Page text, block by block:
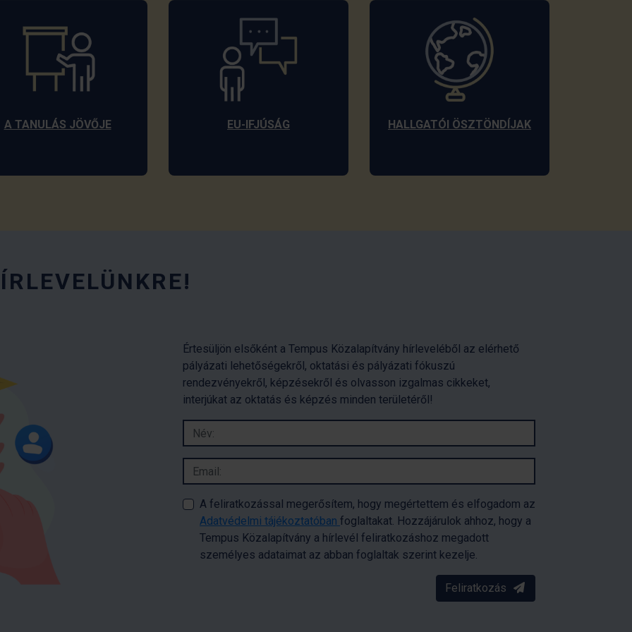
A TANULÁS JÖVŐJE EU-IFJÚSÁG HALLGATÓI ÖSZTÖNDÍJAK
Értesüljön elsőként a Tempus Közalapítvány hírleveléből az elérhető
pályázati lehetőségekről, oktatási és pályázati fókuszú
rendezvényekről, képzésekről és olvasson izgalmas cikkeket,
interjúkat az oktatás és képzés minden területéről!
A feliratkozással megerősítem, hogy megértettem és elfogadom az
Adatvédelmi tájékoztatóban foglaltakat. Hozzájárulok ahhoz, hogy a
Tempus Közalapítvány a hírlevél feliratkozáshoz megadott
személyes adataimat az abban foglaltak szerint kezelje.
Feliratkozás